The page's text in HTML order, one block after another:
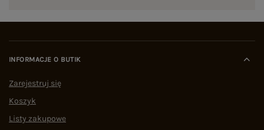
INFORMACJE O BUTIK
Zarejestruj się
Koszyk
Listy zakupowe